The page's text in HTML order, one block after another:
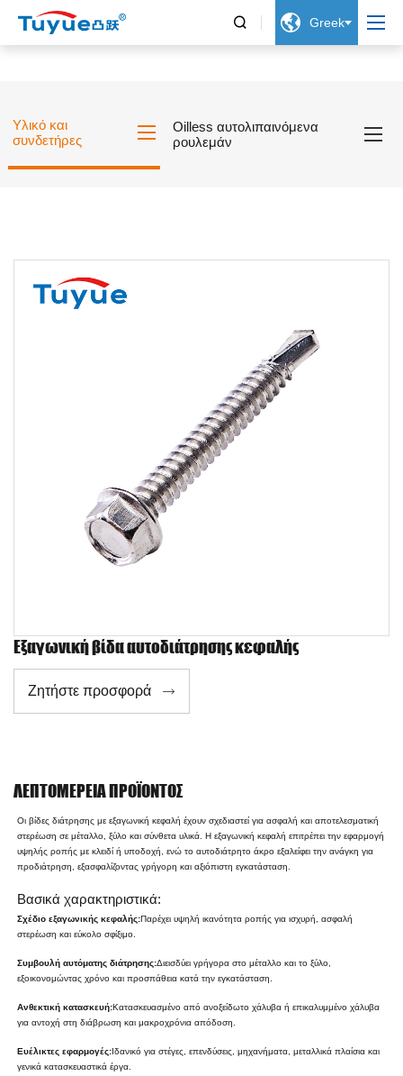
  Greek
Υλικό και
συνδετήρες
Oilless αυτολιπαινόμενα
ρουλεμάν
Εξαγωνική βίδα αυτοδιάτρησης κεφαλής
Ζητήστε προσφορά 
ΛΕΠΤΟΜΈΡΕΙΑ ΠΡΟΪΌΝΤΟΣ
Οι βίδες διάτρησης με εξαγωνική κεφαλή έχουν σχεδιαστεί για ασφαλή και αποτελεσματική
στερέωση σε μέταλλο, ξύλο και σύνθετα υλικά. Η εξαγωνική κεφαλή επιτρέπει την εφαρμογή
υψηλής ροπής με κλειδί ή υποδοχή, ενώ το αυτοδιάτρητο άκρο εξαλείφει την ανάγκη για
προδιάτρηση, εξασφαλίζοντας γρήγορη και αξιόπιστη εγκατάσταση.
Βασικά χαρακτηριστικά:
Σχέδιο εξαγωνικής κεφαλής:Παρέχει υψηλή ικανότητα ροπής για ισχυρή, ασφαλή
στερέωση και εύκολο σφίξιμο.
Συμβουλή αυτόματης διάτρησης:Διεισδύει γρήγορα στο μέταλλο και το ξύλο,
εξοικονομώντας χρόνο και προσπάθεια κατά την εγκατάσταση.
Ανθεκτική κατασκευή:Κατασκευασμένο από ανοξείδωτο χάλυβα ή επικαλυμμένο χάλυβα
για αντοχή στη διάβρωση και μακροχρόνια απόδοση.
Ευέλικτες εφαρμογές:Ιδανικό για στέγες, επενδύσεις, μηχανήματα, μεταλλικά πλαίσια και
γενικά κατασκευαστικά έργα.